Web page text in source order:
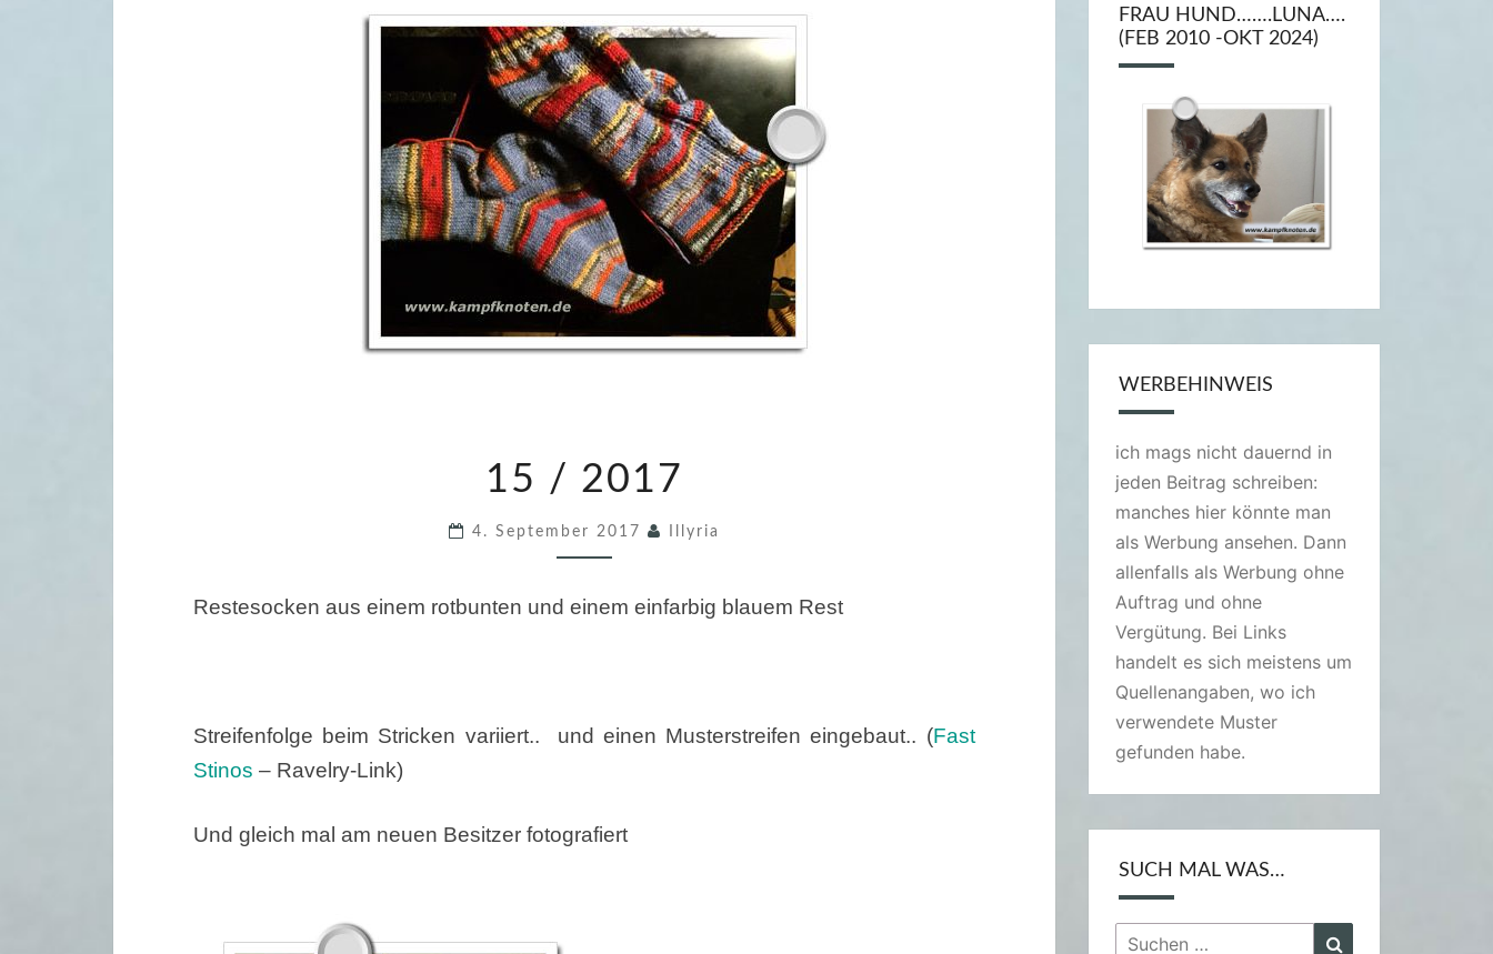
5
1
15 / 2017
4. September 2017 Illyria
Restesocken aus einem rotbunten und einem einfarbig blauem Rest
Streifenfolge beim Stricken variiert.. und einen Musterstreifen eingebaut.. (Fast
Stinos – Ravelry-Link)
Und gleich mal am neuen Besitzer fotografiert
FRAU HUND…….LUNA….
(FEB 2010 -OKT 2024)
WERBEHINWEIS
ich mags nicht dauernd in
jeden Beitrag schreiben:
manches hier könnte man
als Werbung ansehen. Dann
allenfalls als Werbung ohne
Auftrag und ohne
Vergütung. Bei Links
handelt es sich meistens um
Quellenangaben, wo ich
verwendete Muster
gefunden habe.
SUCH MAL WAS…
Suchen